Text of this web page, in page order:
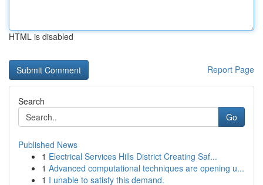
HTML is disabled
Report Page
Search
Go
Published News
1 Electrical Services Hills District Creating Saf...
1 Advanced computational techniques are opening u...
1 I unable to satisfy this demand.